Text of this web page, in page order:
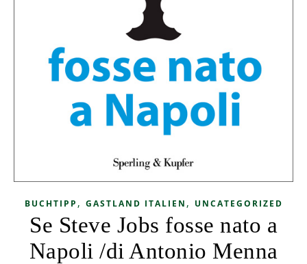
BUCHTIPP , GASTLAND ITALIEN , UNCATEGORIZED
Se Steve Jobs fosse nato a
Napoli /di Antonio Menna